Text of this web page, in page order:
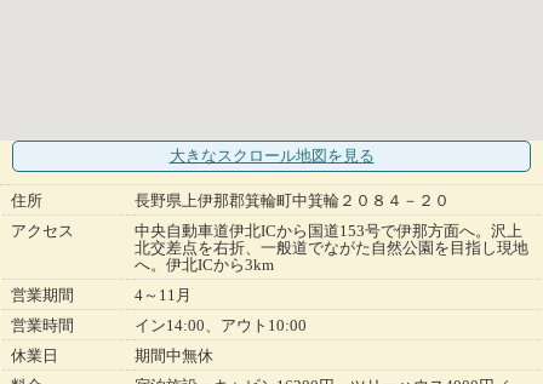
大きなスクロール地図 を見る
住所
長野県上伊那郡箕輪町中箕輪２０８４－２０
アクセス
中央自動車道伊北ICから国道153号で伊那方面へ。沢上
北交差点を右折、一般道でながた自然公園を目指し現地
へ。伊北ICから3km
営業期間
4～11月
営業時間
イン14:00、アウト10:00
休業日
期間中無休